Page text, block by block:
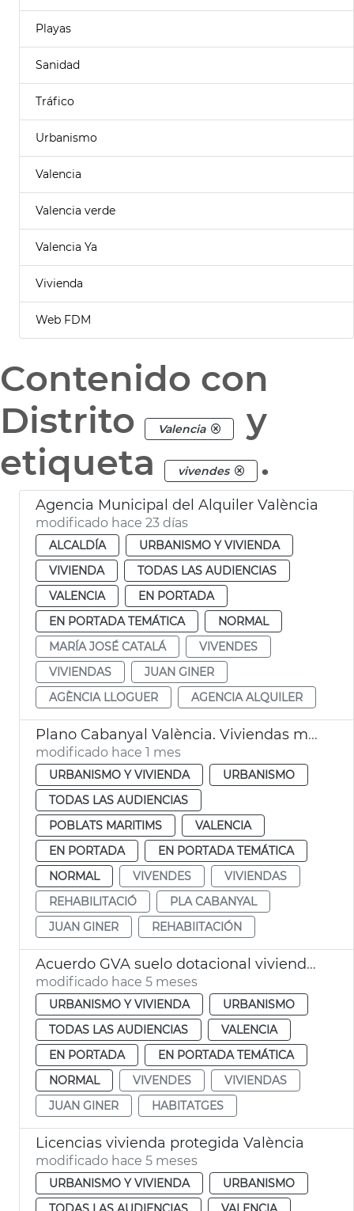
Playas
Sanidad
Tráfico
Urbanismo
Valencia
Valencia verde
Valencia Ya
Vivienda
Web FDM
Contenido con
Distrito
Valencia
y
etiqueta
vivendes .
Agencia Municipal del Alquiler València
modificado hace 23 días
ALCALDÍA
URBANISMO Y VIVIENDA
VIVIENDA
TODAS LAS AUDIENCIAS
VALENCIA
EN PORTADA
EN PORTADA TEMÁTICA
NORMAL
MARÍA JOSÉ CATALÁ
VIVENDES
VIVIENDAS
JUAN GINER
AGÈNCIA LLOGUER
AGENCIA ALQUILER
Plano Cabanyal València. Viviendas municipales
modificado hace 1 mes
URBANISMO Y VIVIENDA
URBANISMO
TODAS LAS AUDIENCIAS
POBLATS MARITIMS
VALENCIA
EN PORTADA
EN PORTADA TEMÁTICA
NORMAL
VIVENDES
VIVIENDAS
REHABILITACIÓ
PLA CABANYAL
JUAN GINER
REHABIITACIÓN
Acuerdo GVA suelo dotacional viviendas València
modificado hace 5 meses
URBANISMO Y VIVIENDA
URBANISMO
TODAS LAS AUDIENCIAS
VALENCIA
EN PORTADA
EN PORTADA TEMÁTICA
NORMAL
VIVENDES
VIVIENDAS
JUAN GINER
HABITATGES
Licencias vivienda protegida València
modificado hace 5 meses
URBANISMO Y VIVIENDA
URBANISMO